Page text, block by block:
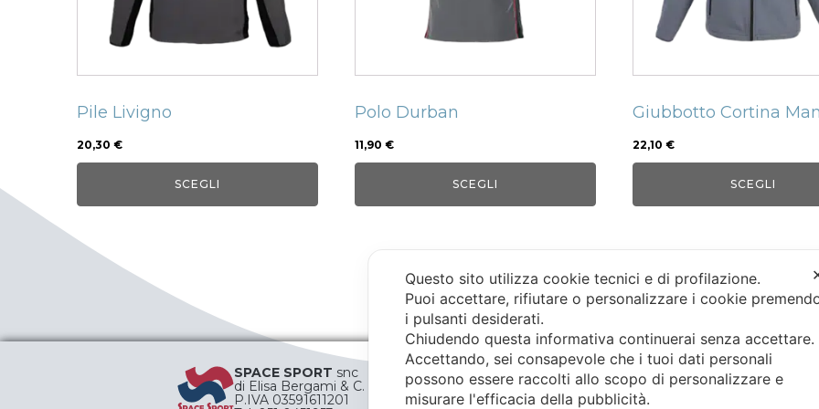
Pile Livigno
20,30 €
SCEGLI
possono
essere
pagina
del
prodotto
Polo Durban
11,90 €
SCEGLI
pagina
del
prodotto
Giubbotto Cortina Man
22,10 €
SCEGLI
possono
essere
pagina
del
prodotto
SPACE SPORT snc
di Elisa Bergami & C.
P.IVA 03591611201
INFO AZIENDALIASSISTENZA
Questo sito utilizza cookie tecnici e di profilazione.
Puoi accettare, rifiutare o personalizzare i cookie
i pulsanti desiderati.
Chiudendo questa informativa continuerai senza accettare.
Accettando, sei consapevole che i tuoi dati personali
possono essere raccolti allo scopo di personalizzare e
misurare l'efficacia della pubblicità.